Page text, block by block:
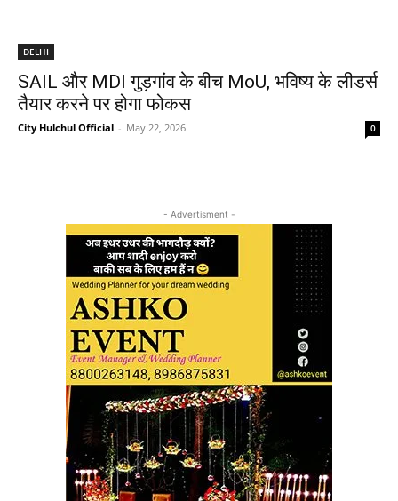
DELHI
SAIL और MDI गुड़गांव के बीच MoU, भविष्य के लीडर्स
तैयार करने पर होगा फोकस
City Hulchul Official - May 22, 2026 0
- Advertisment -